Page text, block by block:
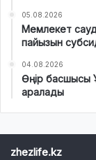
05.08.2026
Мемлекет
пайызын
04.08.2026
Өңір басшысы
аралады
zhezlife.kz